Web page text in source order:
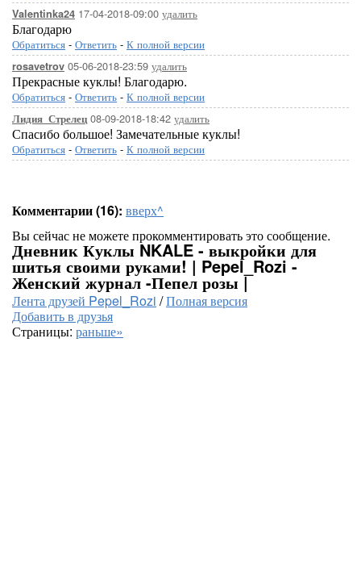
Valentinka24 17-04-2018-09:00 удалить
Благодарю
Обратиться - Ответить - К полной версии
rosavetrov 05-06-2018-23:59 удалить
Прекрасные куклы! Благодарю.
Обратиться - Ответить - К полной версии
Лидия_Стрелец 08-09-2018-18:42 удалить
Спасибо большое! Замечательные куклы!
Обратиться - Ответить - К полной версии
Комментарии (16): вверх^
Вы сейчас не можете прокомментировать это сообщение.
Дневник Куклы NKALE - выкройки для
шитья своими руками! | Pepel_Rozi -
Женский журнал -Пепел розы |
Лента друзей Pepel_Rozi /Полная версия
Добавить в друзья
Страницы: раньше»